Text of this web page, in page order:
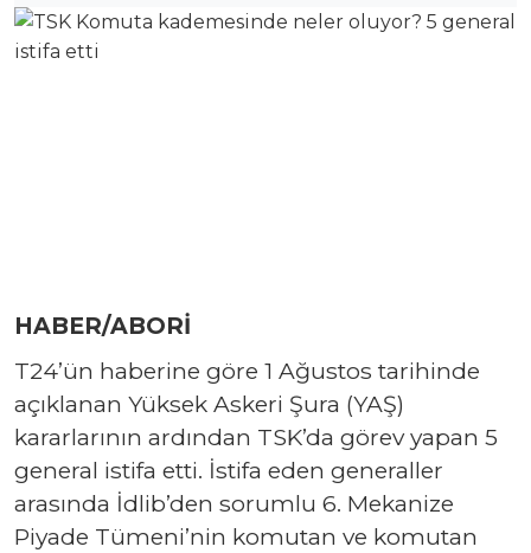
HABER/ABORİ
T24’ün haberine göre 1 Ağustos tarihinde
açıklanan Yüksek Askeri Şura (YAŞ)
kararlarının ardından TSK’da görev yapan 5
general istifa etti. İstifa eden generaller
arasında İdlib’den sorumlu 6. Mekanize
Piyade Tümeni’nin komutan ve komutan